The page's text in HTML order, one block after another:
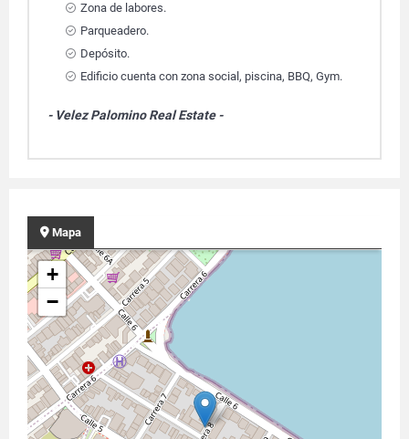
Zona de labores.
Parqueadero.
Depósito.
Edificio cuenta con zona social, piscina, BBQ, Gym.
- Velez Palomino Real Estate -
Mapa
+
−